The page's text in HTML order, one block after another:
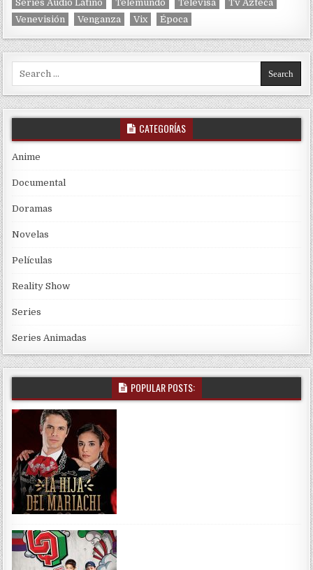
Series Audio Latino Telemundo Televisa
Tv Azteca
Venevisión
Venganza Vix Época
CATEGORÍAS
Anime
Documental
Doramas
Novelas
Películas
Reality Show
Series
Series Animadas
POPULAR POSTS: